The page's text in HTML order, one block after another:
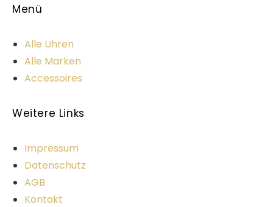
Menü
Alle Uhren
Alle Marken
Accessoires
Weitere Links
Impressum
Datenschutz
AGB
Kontakt